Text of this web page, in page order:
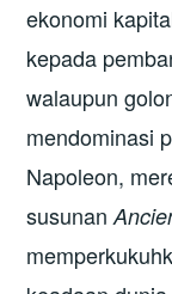
ekonomi
kepada
walaupun
mendominasi
Napoleon,
susunan